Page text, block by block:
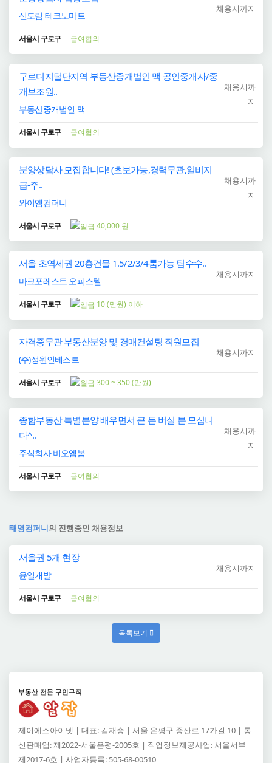
신도림 테크노마트
채용시까지
서울시 구로구 급여협의
구로디지털단지역 부동산중개법인 맥 공인중개사/중
개보조원..
부동산중개법인 맥
채용시까
지
서울시 구로구 급여협의
분양상담사 모집합니다! (초보가능,경력무관,일비지
급-주..
와이엠컴퍼니
채용시까
지
서울시 구로구 40,000 원
서울 초역세권 20층건물 1.5/2/3/4룸가능 팀수수..
마크포레스트 오피스텔
채용시까지
서울시 구로구 10 (만원) 이하
자격증무관 부동산분양 및 경매컨설팅 직원모집
(주)성원인베스트
채용시까지
서울시 구로구 300 ~ 350 (만원)
종합부동산 특별분양 배우면서 큰 돈 버실 분 모십니
다^..
주식회사 비오엠봄
채용시까
지
서울시 구로구 급여협의
태영컴퍼니의 진행중인 채용정보
서울권 5개 현장
윤일개발
채용시까지
서울시 구로구 급여협의
목록보기
부동산 전문 구인구직
제이에스아이넷 | 대표: 김재승 | 서울 은평구 증산로 17가길 10 | 통
신판매업: 제2022-서울은평-2005호 | 직업정보제공사업: 서울서부
제2017-6호 | 사업자등록: 505-68-00510